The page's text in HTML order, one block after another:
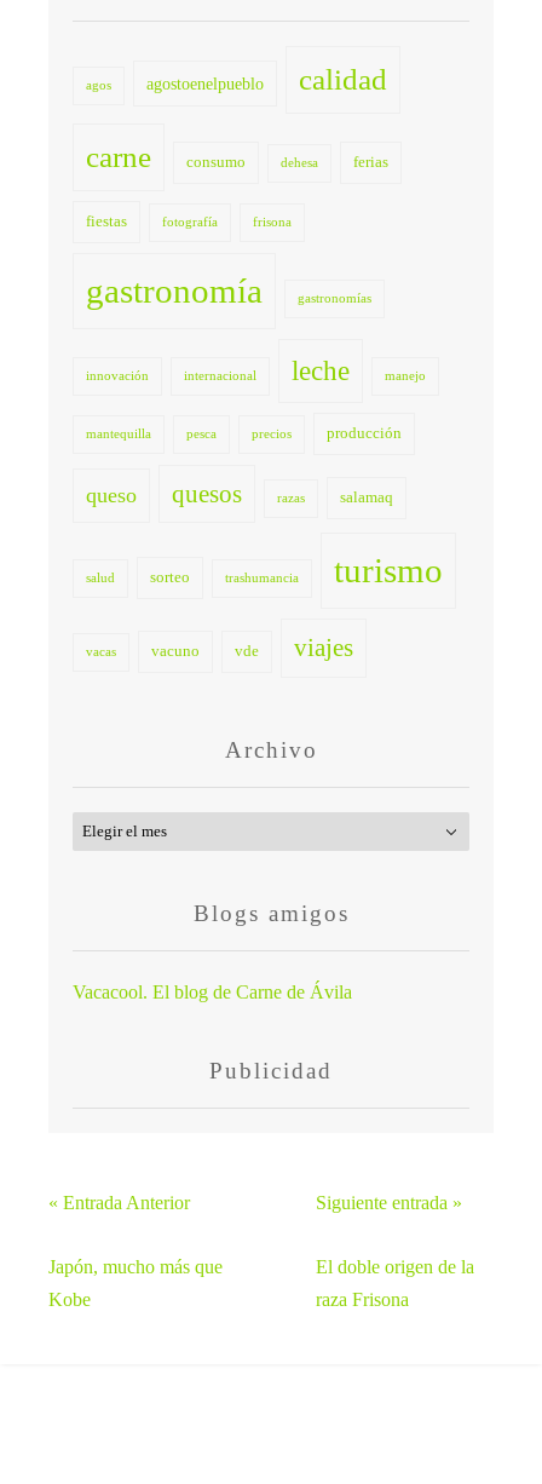
agos agostoenelpueblo calidad
carne consumo dehesa ferias
fiestas fotografía frisona
gastronomía gastronomías
innovación internacional leche manejo
mantequilla pesca precios producción
queso quesos razas salamaq
salud sorteo trashumancia turismo
vacas vacuno vde viajes
Archivo
Archivo
Blogs amigos
Vacacool. El blog de Carne de Ávila
Publicidad
« Entrada Anterior
Japón, mucho más que
Kobe
Siguiente entrada »
El doble origen de la
raza Frisona